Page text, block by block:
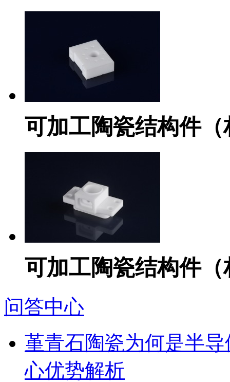
可加工陶瓷结构件
可加工陶瓷结构件
问答中心
堇青石陶瓷为何是半
心优势解析